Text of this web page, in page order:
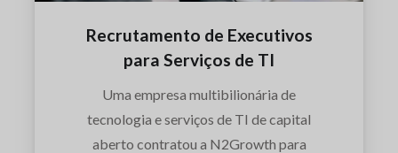
Recrutamento de Executivos
para Serviços de TI
Uma empresa multibilionária de
tecnologia e serviços de TI de capital
aberto contratou a N2Growth para